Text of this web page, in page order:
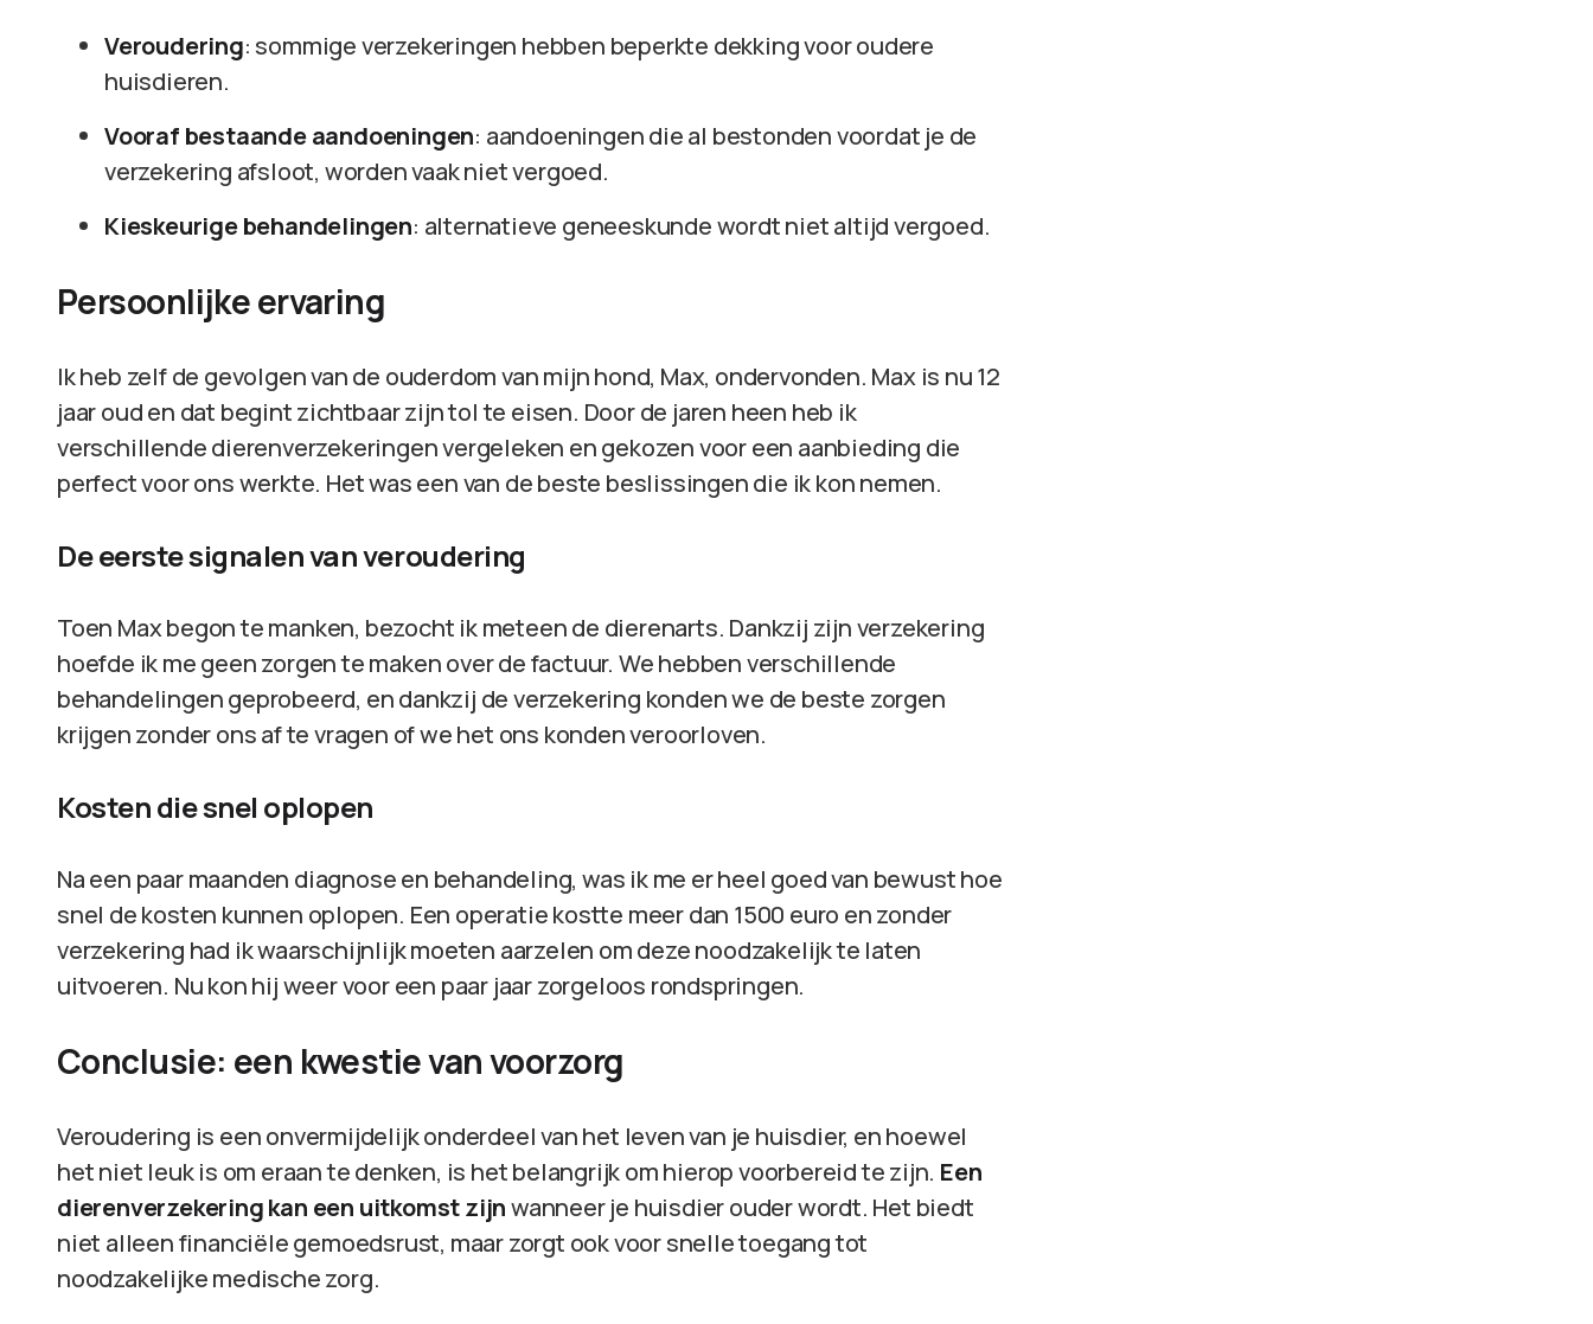
Veroudering: sommige verzekeringen hebben beperkte dekking voor oudere
huisdieren.
Vooraf bestaande aandoeningen: aandoeningen die al bestonden voordat je de
verzekering afsloot, worden vaak niet vergoed.
Kieskeurige behandelingen: alternatieve geneeskunde wordt niet altijd vergoed.
Persoonlijke ervaring
Ik heb zelf de gevolgen van de ouderdom van mijn hond, Max, ondervonden. Max is nu 12
jaar oud en dat begint zichtbaar zijn tol te eisen. Door de jaren heen heb ik
verschillende dierenverzekeringen vergeleken en gekozen voor een aanbieding die
perfect voor ons werkte. Het was een van de beste beslissingen die ik kon nemen.
De eerste signalen van veroudering
Toen Max begon te manken, bezocht ik meteen de dierenarts. Dankzij zijn verzekering
hoefde ik me geen zorgen te maken over de factuur. We hebben verschillende
behandelingen geprobeerd, en dankzij de verzekering konden we de beste zorgen
krijgen zonder ons af te vragen of we het ons konden veroorloven.
Kosten die snel oplopen
Na een paar maanden diagnose en behandeling, was ik me er heel goed van bewust hoe
snel de kosten kunnen oplopen. Een operatie kostte meer dan 1500 euro en zonder
verzekering had ik waarschijnlijk moeten aarzelen om deze noodzakelijk te laten
uitvoeren. Nu kon hij weer voor een paar jaar zorgeloos rondspringen.
Conclusie: een kwestie van voorzorg
Veroudering is een onvermijdelijk onderdeel van het leven van je huisdier, en hoewel
het niet leuk is om eraan te denken, is het belangrijk om hierop voorbereid te zijn. Een
dierenverzekering kan een uitkomst zijnwanneer je huisdier ouder wordt. Het biedt
niet alleen financiële gemoedsrust, maar zorgt ook voor snelle toegang tot
noodzakelijke medische zorg.